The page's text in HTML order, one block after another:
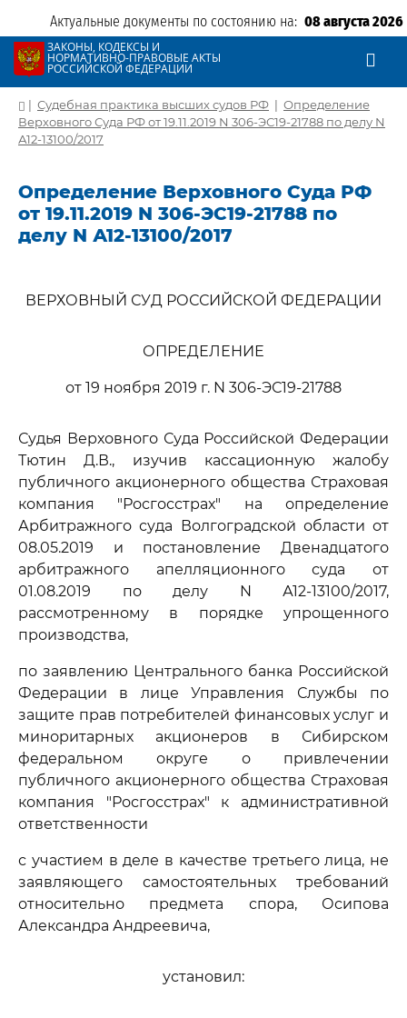
Актуальные документы по состоянию на: 08 августа 2026
ЗАКОНЫ, КОДЕКСЫ И
НОРМАТИВНО-ПРАВОВЫЕ АКТЫ
РОССИЙСКОЙ ФЕДЕРАЦИИ
| Судебная практика высших судов РФ | Определение
Верховного Суда РФ от 19.11.2019 N 306-ЭС19-21788 по делу N
А12-13100/2017
Определение Верховного Суда РФ
от 19.11.2019 N 306-ЭС19-21788 по
делу N А12-13100/2017
ВЕРХОВНЫЙ СУД РОССИЙСКОЙ ФЕДЕРАЦИИ
ОПРЕДЕЛЕНИЕ
от 19 ноября 2019 г. N 306-ЭС19-21788
Судья Верховного Суда Российской Федерации
Тютин Д.В., изучив кассационную жалобу
публичного акционерного общества Страховая
компания "Росгосстрах" на определение
Арбитражного суда Волгоградской области от
08.05.2019 и постановление Двенадцатого
арбитражного апелляционного суда от
01.08.2019 по делу N А12-13100/2017,
рассмотренному в порядке упрощенного
производства,
по заявлению Центрального банка Российской
Федерации в лице Управления Службы по
защите прав потребителей финансовых услуг и
миноритарных акционеров в Сибирском
федеральном округе о привлечении
публичного акционерного общества Страховая
компания "Росгосстрах" к административной
ответственности
с участием в деле в качестве третьего лица, не
заявляющего самостоятельных требований
относительно предмета спора, Осипова
Александра Андреевича,
установил: